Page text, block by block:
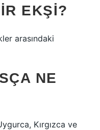
EKŞI?
arasındaki
NE
Kırgızca ve